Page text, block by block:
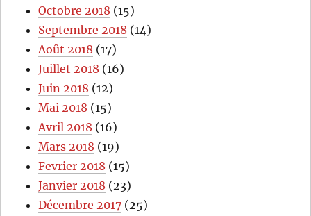
Octobre 2018 (15)
Septembre 2018 (14)
Août 2018 (17)
Juillet 2018 (16)
Juin 2018 (12)
Mai 2018 (15)
Avril 2018 (16)
Mars 2018 (19)
Fevrier 2018 (15)
Janvier 2018 (23)
Décembre 2017 (25)